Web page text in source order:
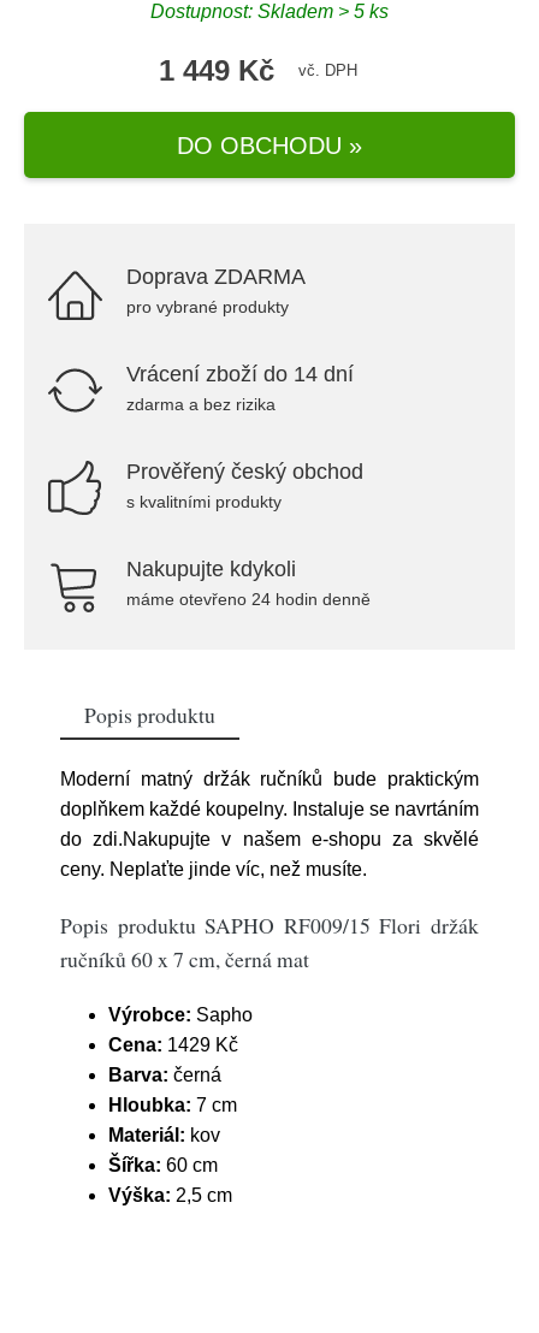
Dostupnost: Skladem > 5 ks
1 449 Kč vč. DPH
DO OBCHODU »
Doprava ZDARMA
pro vybrané produkty
Vrácení zboží do 14 dní
zdarma a bez rizika
Prověřený český obchod
s kvalitními produkty
Nakupujte kdykoli
máme otevřeno 24 hodin denně
Popis produktu
Moderní matný držák ručníků bude praktickým
doplňkem každé koupelny. Instaluje se navrtáním
do zdi.Nakupujte v našem e-shopu za skvělé
ceny. Neplaťte jinde víc, než musíte.
Popis produktu SAPHO RF009/15 Flori držák
ručníků 60 x 7 cm, černá mat
Výrobce: Sapho
Cena: 1429 Kč
Barva: černá
Hloubka: 7 cm
Materiál: kov
Šířka: 60 cm
Výška: 2,5 cm